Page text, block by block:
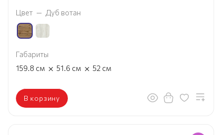
Цвет — Дуб вотан
Габариты
159.8 см × 51.6 см × 52 см
В корзину